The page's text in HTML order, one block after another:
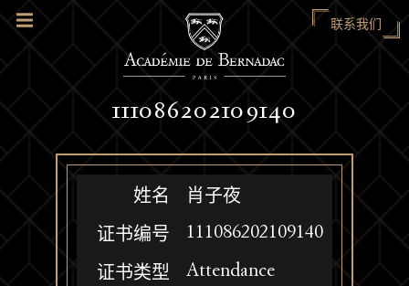
联系我们
111086202109140
姓名 肖子夜
证书编号 111086202109140
证书类型 Attendance